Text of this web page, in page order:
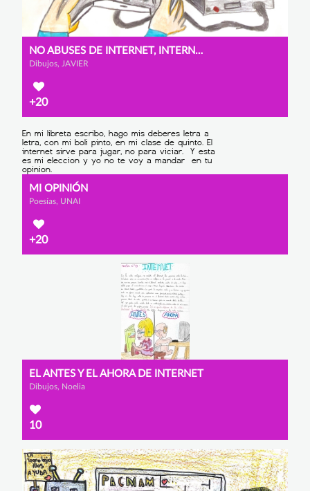
NO ABUSES DE INTERNET, INTERNET TE AYUDA A ENTENDER
Dibujos, JAVIER
+20
MI OPINIÓN
Poesías, UNAI
+20
EL ANTES Y EL AHORA DE INTERNET
Dibujos, Noelia
10